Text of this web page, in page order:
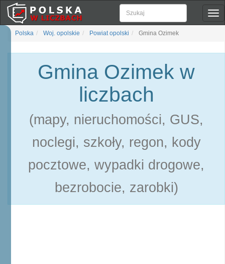
Polska Woj. opolskie Powiat opolski Gmina Ozimek
Gmina Ozimek w
liczbach
(mapy, nieruchomości, GUS,
noclegi, szkoły, regon, kody
pocztowe, wypadki drogowe,
bezrobocie, zarobki)